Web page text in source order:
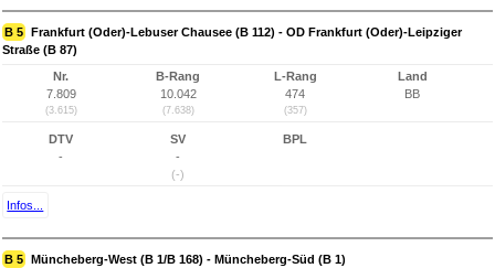
B 5 Frankfurt (Oder)-Lebuser Chausee (B 112) - OD Frankfurt (Oder)-Leipziger
Straße (B 87)
Nr.
7.809
(3.615)
B-Rang
10.042
(7.638)
L-Rang
474
(357)
Land
BB
DTV
-
SV
-
(-)
BPL
Infos...
B 5 Müncheberg-West (B 1/B 168) - Müncheberg-Süd (B 1)